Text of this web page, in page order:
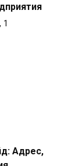
1
Адрес,